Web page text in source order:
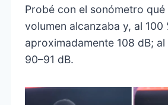
Probé con el sonómetro qué
volumen alcanzaba y, al 100
aproximadamente 108 dB; al
90–91 dB.